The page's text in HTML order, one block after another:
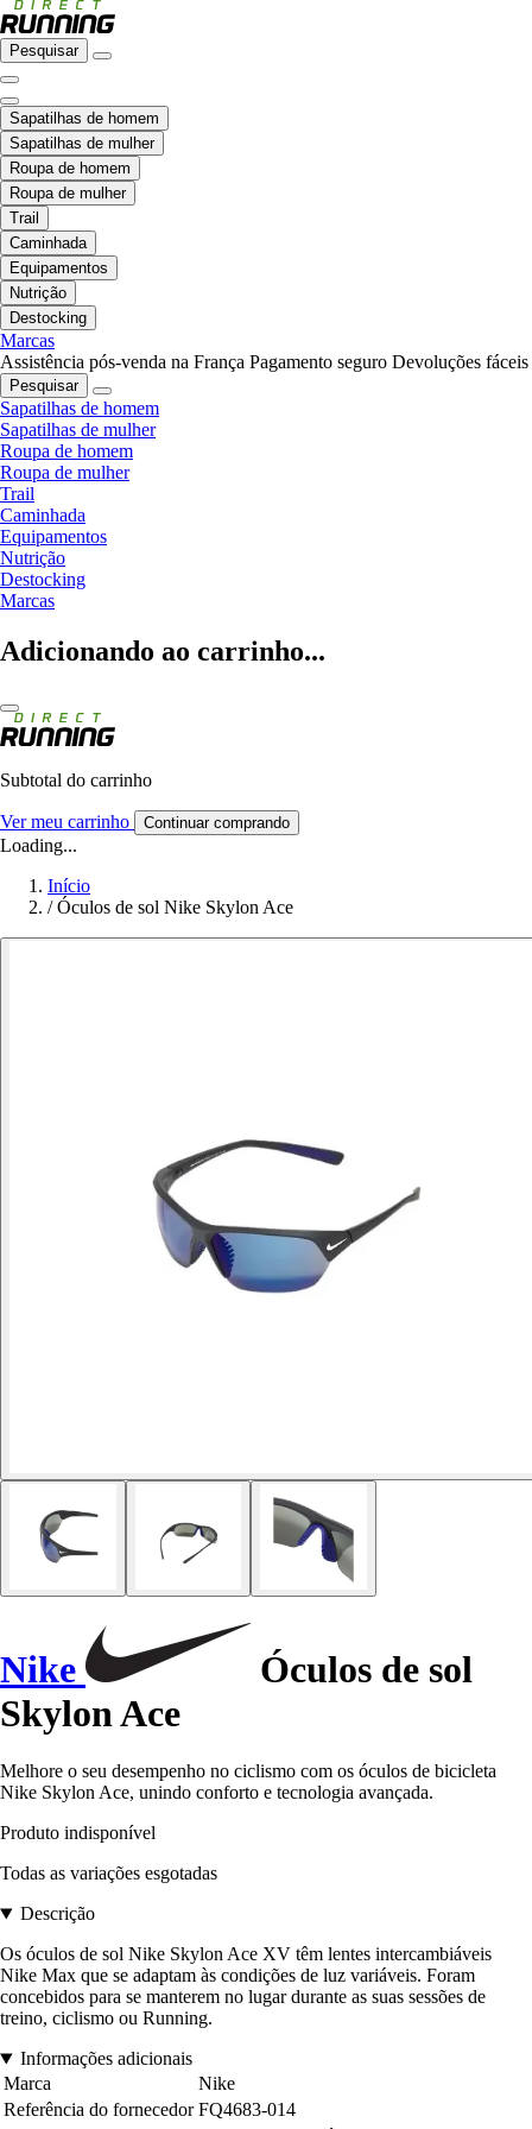
Pesquisar
Sapatilhas de homem
Sapatilhas de mulher
Roupa de homem
Roupa de mulher
Trail
Caminhada
Equipamentos
Nutrição
Destocking
Marcas
Assistência pós-venda na França Pagamento seguro Devoluções fáceis
Pesquisar
Sapatilhas de homem
Sapatilhas de mulher
Roupa de homem
Roupa de mulher
Trail
Caminhada
Equipamentos
Nutrição
Destocking
Marcas
Adicionando ao carrinho...
Subtotal do carrinho
Ver meu carrinho Continuar comprando
Loading...
Início
/ Óculos de sol Nike Skylon Ace
Nike
Óculos de sol
Skylon Ace
Melhore o seu desempenho no ciclismo com os óculos de bicicleta
Nike Skylon Ace, unindo conforto e tecnologia avançada.
Produto indisponível
Todas as variações esgotadas
Descrição
Os óculos de sol Nike Skylon Ace XV têm lentes intercambiáveis
Nike Max que se adaptam às condições de luz variáveis. Foram
concebidos para se manterem no lugar durante as suas sessões de
treino, ciclismo ou Running.
Informações adicionais
Marca
Nike
Referência do fornecedor FQ4683-014